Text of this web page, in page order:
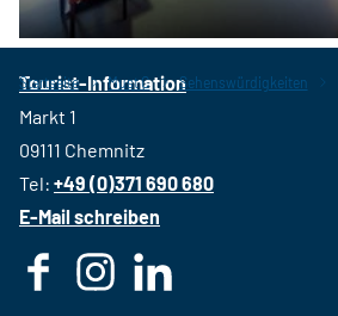
Startseite Must C Sehenswürdigkeiten
Tourist-Information
Markt 1
09111 Chemnitz
Tel: +49 (0)371 690 680
E-Mail schreiben